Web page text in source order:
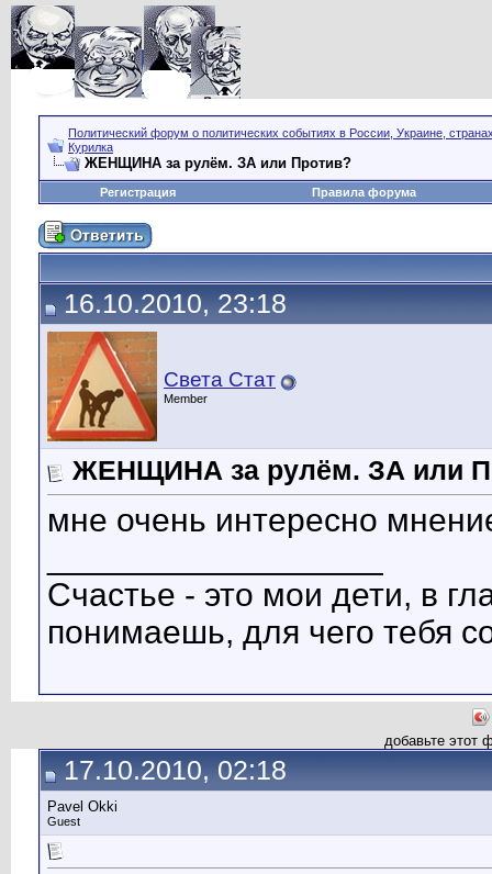
Политический форум о политических событиях в России, Украине,
Курилка
ЖЕНЩИНА за рулём. ЗА или Против?
Регистрация Правила форума
16.10.2010, 23:18
Света Стат
Member
ЖЕНЩИНА за рулём. ЗА или
мне очень интересно
Счастье - это мои дети, в
понимаешь, для чего тебя
добавьте этот
17.10.2010, 02:18
Pavel Оkki
Guest